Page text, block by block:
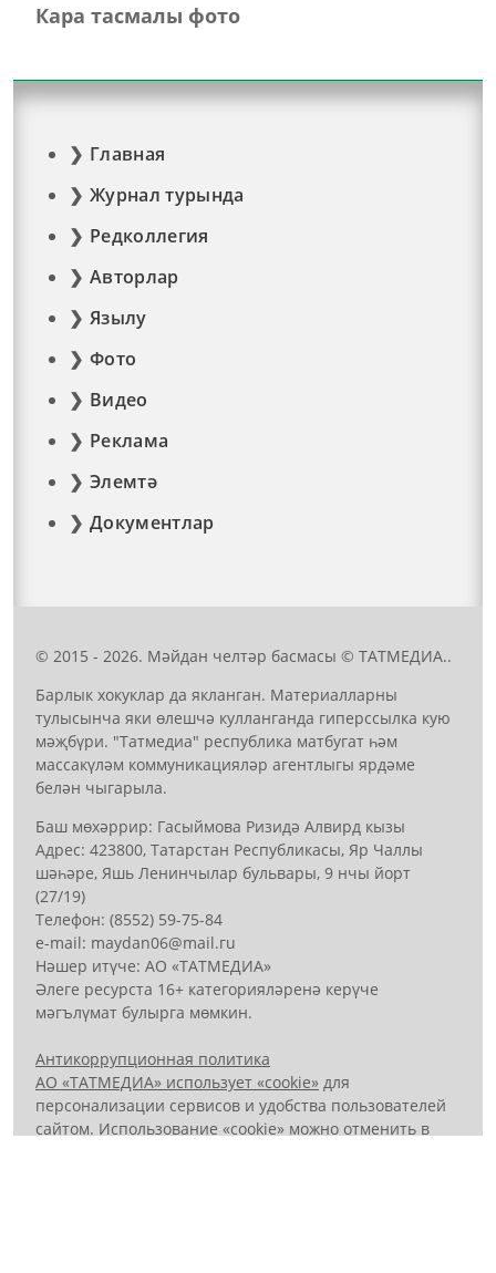
Кара тасмалы фото
Главная
Журнал турында
Редколлегия
Авторлар
Язылу
Фото
Видео
Реклама
Элемтә
Документлар
© 2015 - 2026. Мәйдан челтәр басмасы © ТАТМЕДИА..
Барлык хокуклар да якланган. Материалларны
тулысынча яки өлешчә кулланганда гиперссылка кую
мәҗбүри. "Татмедиа" республика матбугат һәм
массакүләм коммуникацияләр агентлыгы ярдәме
белән чыгарыла.
Баш мөхәррир: Гасыймова Ризидә Алвирд кызы
Адрес: 423800, Татарстан Республикасы, Яр Чаллы
шәһәре, Яшь Ленинчылар бульвары, 9 нчы йорт
(27/19)
Телефон: (8552) 59-75-84
е-mail: mауdаn06@mail.гu
Нәшер итүче: АО «ТАТМЕДИА»
Әлеге ресурста 16+ категорияләренә керүче
мәгълүмат булырга мөмкин.
Антикоррупционная политика
АО «ТАТМЕДИА» использует «cookie» для
персонализации сервисов и удобства пользователей
сайтом. Использование «cookie» можно отменить в